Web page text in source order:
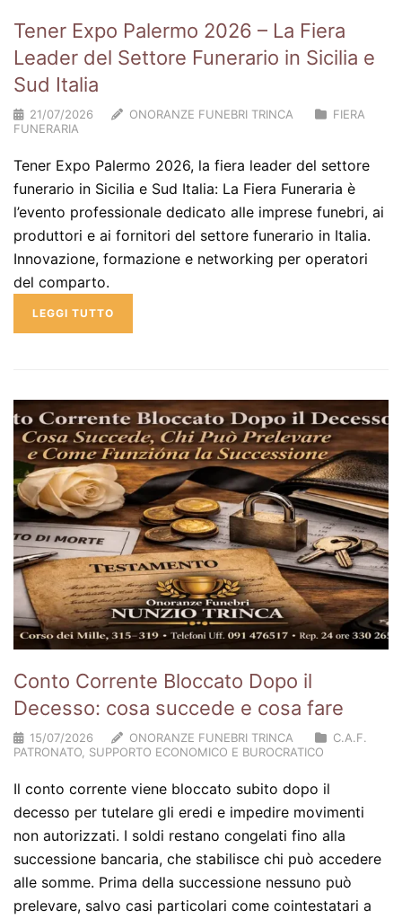
Tener Expo Palermo 2026 – La Fiera
Leader del Settore Funerario in Sicilia e
Sud Italia
21/07/2026 ONORANZE FUNEBRI TRINCA
FIERA
FUNERARIA
Tener Expo Palermo 2026, la fiera leader del settore
funerario in Sicilia e Sud Italia: La Fiera Funeraria è
l’evento professionale dedicato alle imprese funebri, ai
produttori e ai fornitori del settore funerario in Italia.
Innovazione, formazione e networking per operatori
del comparto.
LEGGI TUTTO
Conto Corrente Bloccato Dopo il
Decesso: cosa succede e cosa fare
15/07/2026 ONORANZE FUNEBRI TRINCA
C.A.F.
PATRONATO, SUPPORTO ECONOMICO E BUROCRATICO
Il conto corrente viene bloccato subito dopo il
decesso per tutelare gli eredi e impedire movimenti
non autorizzati. I soldi restano congelati fino alla
successione bancaria, che stabilisce chi può accedere
alle somme. Prima della successione nessuno può
prelevare, salvo casi particolari come cointestatari a